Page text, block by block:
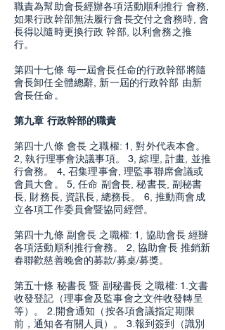
職責為幫助會長經辦各項活動順利推行 會務,
如果行政幹部無法履行會長交付之會務時, 會
長得以隨時更換行政 幹部, 以利會務之推
行。
第四十七條 每一屆會長任命的行政幹部將隨
會長卸任全體總辭, 新一屆的行政幹部 由新
會長任命。
第九章 行政幹部的職責
第四十八條 會長 之職權: 1, 對外代表本會。
2, 執行理事會決議事項。 3, 綜理, 計畫, 並推
行會務。 4, 召集理事會, 理監事聯席會議或
會員大會。 5, 任命 副會長, 秘書長, 副秘書
長, 財務長, 資訊長, 總務長。 6, 推動商會成
立各項工作委員會暨協同經營。
第四十九條 副會長 之職權: 1, 協助會長 經辦
各項活動順利推行會務。 2, 協助會長 推銷新
春聯歡慈善晚會的募款/募桌/募獎。
第五十條 秘書長 暨 副秘書長 之職權: 1.文書
收發登記（理事會及監事會之文件收發轉呈
等）。 2.開會通知（按各項會議指定期限
前，通知各有關人員）。 3.報到簽到（識別